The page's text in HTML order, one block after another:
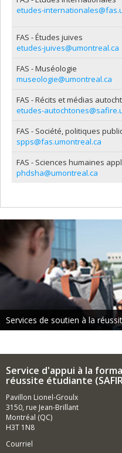
etudes-
FAS - Études juives
etudes-juives@umontreal.ca
FAS - Muséologie
museologie@umontreal.ca
FAS - Récits et médias
etudes-
FAS - Société, politiques
spps@fas.umontreal.ca
FAS - Sciences humaines
phdsha@umontreal.ca
Services de soutien à la
Service d'appui à la
réussite étudiante
Pavillon Lionel-Groulx
3150, rue Jean-Brillant
Montréal (QC)
H3T 1N8
Courriel